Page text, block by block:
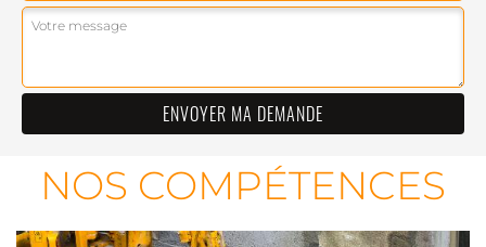
NOS COMPÉTENCES